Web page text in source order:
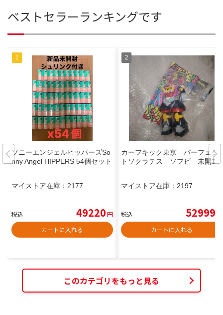
ベストセラーランキングです
ソニーエンジェルヒッパーズSo
nny Angel HIPPERS 54個セット
マイストア在庫： 2177
税込 49220円
カートに入れる
カーフキック東京 パーフェク
トソクラテス ソフビ 未開封
マイストア在庫： 2197
税込 52999
カートに入れる
このカテゴリをもっと見る